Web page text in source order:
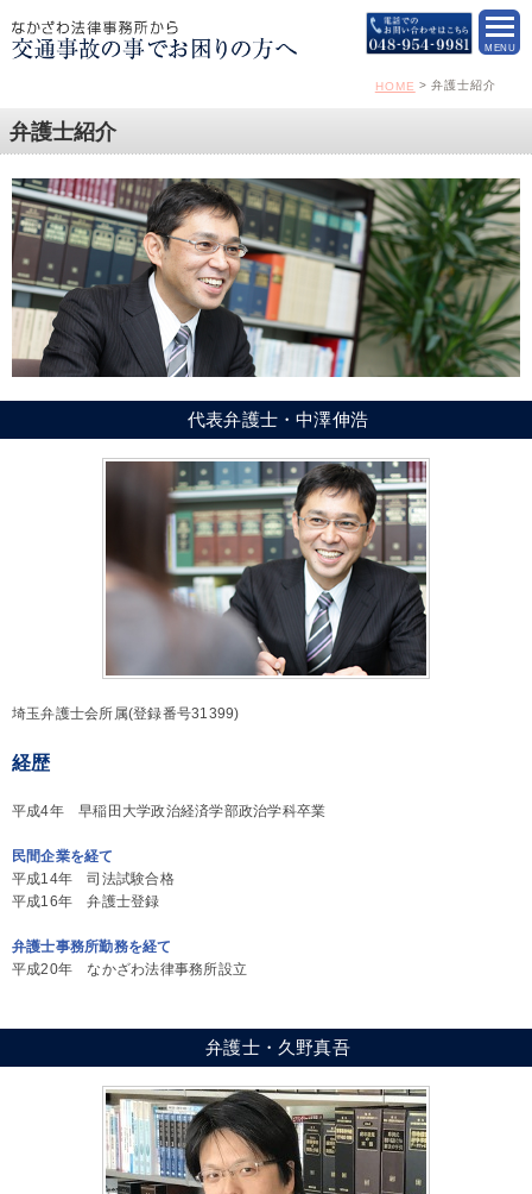
HOME 弁護士紹介
弁護士紹介
代表弁護士・中澤伸浩
埼玉弁護士会所属(登録番号31399)
経歴
平成4年 早稲田大学政治経済学部政治学科卒業
民間企業を経て
平成14年 司法試験合格
平成16年 弁護士登録
弁護士事務所勤務を経て
平成20年 なかざわ法律事務所設立
弁護士・久野真吾